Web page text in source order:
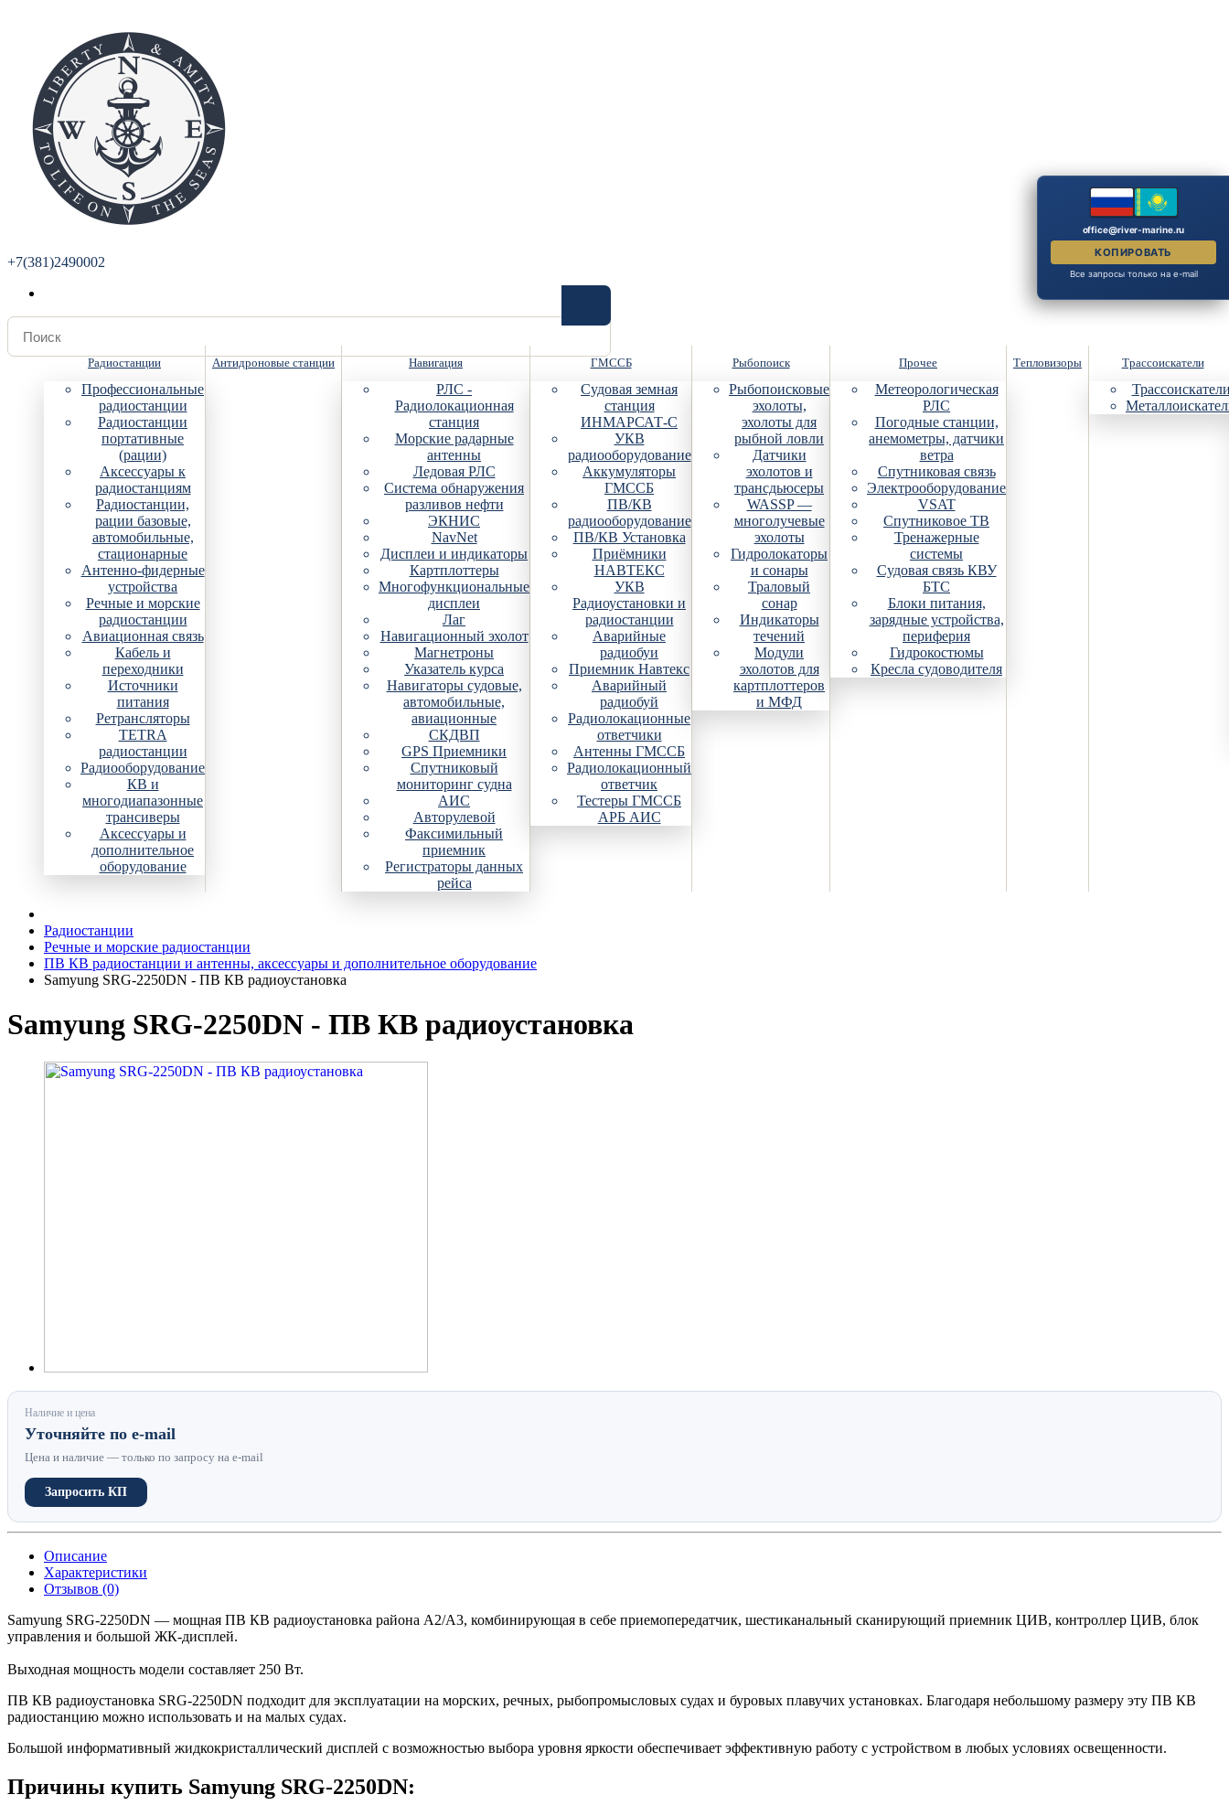
+7(381)2490002
Радиостанции
Профессиональные
радиостанции
Радиостанции
портативные
(рации)
Аксессуары к
радиостанциям
Радиостанции,
рации базовые,
автомобильные,
стационарные
Антенно-фидерные
устройства
Речные и морские
радиостанции
Авиационная связь
Кабель и
переходники
Источники
питания
Ретрансляторы
TETRA
радиостанции
Радиооборудование
КВ и
многодиапазонные
трансиверы
Аксессуары и
дополнительное
оборудование
Антидроновые станции Навигация
РЛС -
Радиолокационная
станция
Морские радарные
антенны
Ледовая РЛС
Система обнаружения
разливов нефти
ЭКНИС
NavNet
Дисплеи и индикаторы
Картплоттеры
Многофункциональные
дисплеи
Лаг
Навигационный эхолот
Магнетроны
Указатель курса
Навигаторы судовые,
автомобильные,
авиационные
СКДВП
GPS Приемники
Спутниковый
мониторинг судна
АИС
Авторулевой
Факсимильный
приемник
Регистраторы данных
рейса
ГМССБ
Судовая земная
станция
ИНМАРСАТ-С
УКВ
радиооборудование
Аккумуляторы
ГМССБ
ПВ/КВ
радиооборудование
ПВ/КВ Установка
Приёмники
НАВТЕКС
УКВ
Радиоустановки и
радиостанции
Аварийные
радиобуи
Приемник Навтекс
Аварийный
радиобуй
Радиолокационные
ответчики
Антенны ГМССБ
Радиолокационный
ответчик
Тестеры ГМССБ
АРБ АИС
Рыбопоиск
Рыбопоисковые
эхолоты,
эхолоты для
рыбной ловли
Датчики
эхолотов и
трансдьюсеры
WASSP —
многолучевые
эхолоты
Гидролокаторы
и сонары
Траловый
сонар
Индикаторы
течений
Модули
эхолотов для
картплоттеров
и МФД
Прочее
Метеорологическая
РЛС
Погодные станции,
анемометры, датчики
ветра
Спутниковая связь
Электрооборудование
VSAT
Спутниковое ТВ
Тренажерные
системы
Судовая связь КВУ
БТС
Блоки питания,
зарядные устройства,
периферия
Гидрокостюмы
Кресла судоводителя
Тепловизоры Трассоискатели
Радиостанции
Речные и морские радиостанции
ПВ КВ радиостанции и антенны, аксессуары и дополнительное оборудование
Samyung SRG-2250DN - ПВ КВ радиоустановка
Samyung SRG-2250DN - ПВ КВ радиоустановка
Наличие и цена
Уточняйте по e-mail
Цена и наличие — только по запросу на e-mail
Запросить КП
Описание
Характеристики
Отзывов (0)
Samyung SRG-2250DN — мощная ПВ КВ радиоустановка района А2/А3, комбинирующая в себе приемопередатчик, шестиканальный сканирующий приемник ЦИВ, контроллер ЦИВ, блок
управления и большой ЖК-дисплей.
Выходная мощность модели составляет 250 Вт.
ПВ КВ радиоустановка SRG-2250DN подходит для эксплуатации на морских, речных, рыбопромысловых судах и буровых плавучих установках. Благодаря небольшому размеру эту ПВ КВ
радиостанцию можно использовать и на малых судах.
Большой информативный жидкокристаллический дисплей с возможностью выбора уровня яркости обеспечивает эффективную работу с устройством в любых условиях освещенности.
Причины купить Samyung SRG-2250DN:
office@river-marine.ru
КОПИРОВАТЬ
Все запросы только на e-mail